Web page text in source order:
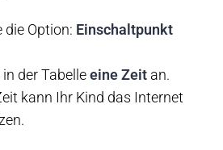
die Option: Einschaltpunkt
in der Tabelleeine Zeit an.
kann Ihr Kind das Internet